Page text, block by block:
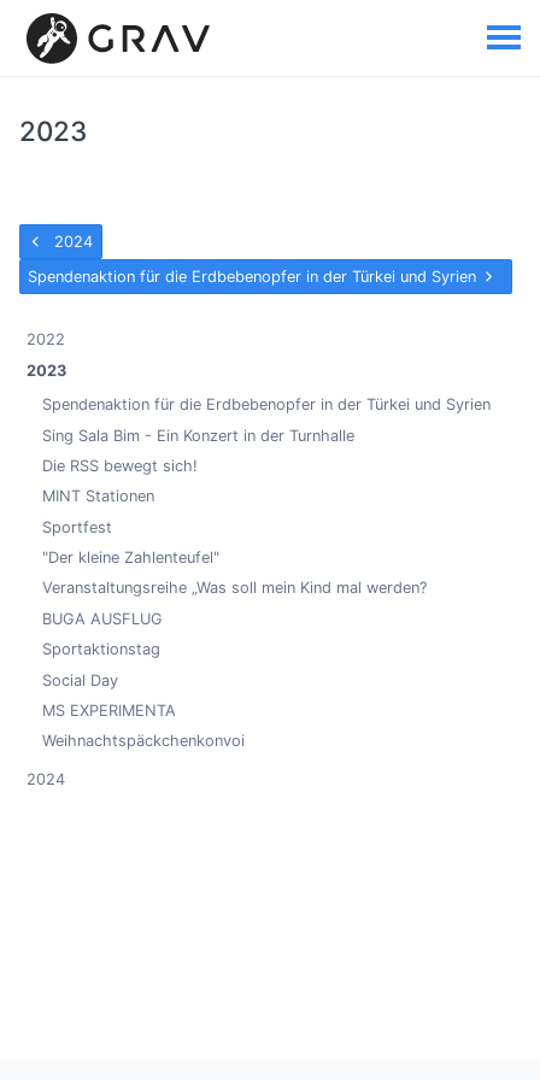
2023
2024
Spendenaktion für die Erdbebenopfer in der Türkei und Syrien
2022
2023
Spendenaktion für die Erdbebenopfer in der Türkei und Syrien
Sing Sala Bim - Ein Konzert in der Turnhalle
Die RSS bewegt sich!
MINT Stationen
Sportfest
"Der kleine Zahlenteufel"
Veranstaltungsreihe „Was soll mein Kind mal werden?
BUGA AUSFLUG
Sportaktionstag
Social Day
MS EXPERIMENTA
Weihnachtspäckchenkonvoi
2024